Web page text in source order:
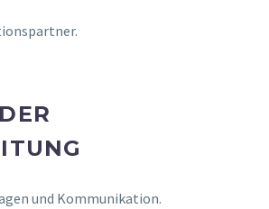
und Kommunikation.